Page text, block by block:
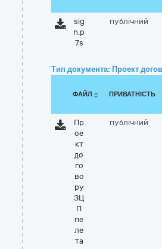
sig
n.p
7s
публічний
Тип документа: Проект
ФАЙЛ ПРИВАТНІСТЬ
Пр
ое
кт
до
го
во
ру
ЗЦ
П
пе
ле
та
публічний